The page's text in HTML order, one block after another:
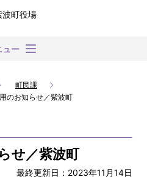
ュー
町民課
のお知らせ／紫波町
せ／紫波町
最終更新日：2023年11月14日